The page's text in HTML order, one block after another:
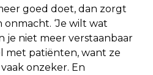
goed doet, dan zorgt
‘Je wilt wat
je niet meer verstaanbaar
met patiënten, want ze
onzeker. En